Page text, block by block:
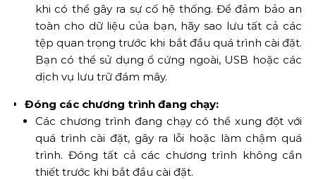
khi có thể gây ra sự cố hệ thống. Để đảm bảo an
toàn cho dữ liệu của bạn, hãy sao lưu tất cả các
tệp quan trọng trước khi bắt đầu quá trình cài đặt.
Bạn có thể sử dụng ổ cứng ngoài, USB hoặc các
dịch vụ lưu trữ đám mây.
Đóng các chương trình đang chạy:
Các chương trình đang chạy có thể xung đột với
quá trình cài đặt, gây ra lỗi hoặc làm chậm quá
trình. Đóng tất cả các chương trình không cần
thiết trước khi bắt đầu cài đặt.